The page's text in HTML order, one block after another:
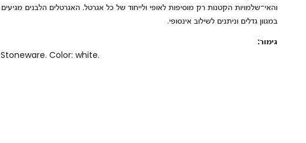
והאי־שלמויות הקטנות רק מוסיפות לאופי ולייחוד של כל אגרטל. האגרטלים הלבנים מגיעים
במגוון גדלים וניתנים לשילוב אינסופי.
גימור:
Stoneware. Color: white.